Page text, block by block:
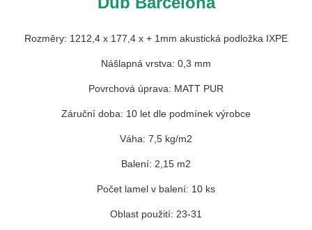
Rozměry: 1212,4 x 177,4 x + 1mm akustická podložka IXPE
Nášlapná vrstva: 0,3 mm
Povrchová úprava: MATT PUR
Záruční doba: 10 let dle podmínek výrobce
Váha: 7,5 kg/m2
Balení: 2,15 m2
Počet lamel v balení: 10 ks
Oblast použití: 23-31